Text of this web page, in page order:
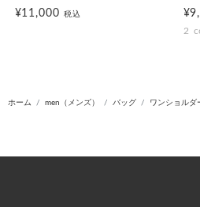
¥11,000税込
2
ホーム men（メンズ） バッグ ワンショルダ